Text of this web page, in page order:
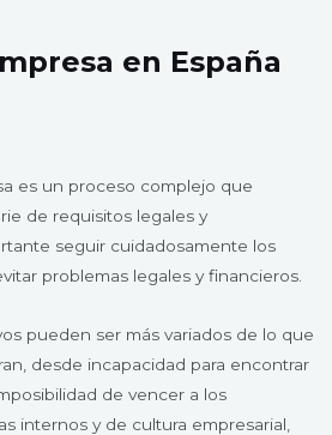
en España
es un proceso complejo que
de requisitos legales y
seguir cuidadosamente los
problemas legales y financieros.
pueden ser más variados de lo que
desde incapacidad para encontrar
de vencer a los
internos y de cultura empresarial,